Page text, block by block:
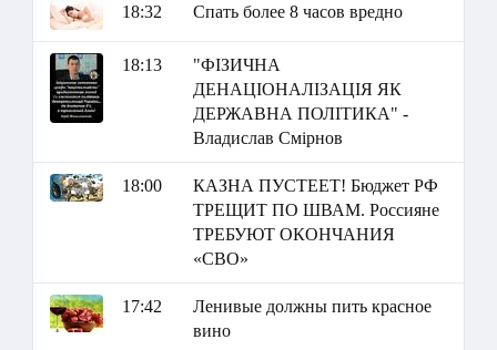
18:32 Спать более 8 часов вредно
18:13
"ФІЗИЧНА
ДЕНАЦІОНАЛІЗАЦІЯ ЯК
ДЕРЖАВНА ПОЛІТИКА" -
Владислав Смірнов
18:00
КАЗНА ПУСТЕЕТ! Бюджет РФ
ТРЕЩИТ ПО ШВАМ. Россияне
ТРЕБУЮТ ОКОНЧАНИЯ
«СВО»
17:42
Ленивые должны пить красное
вино